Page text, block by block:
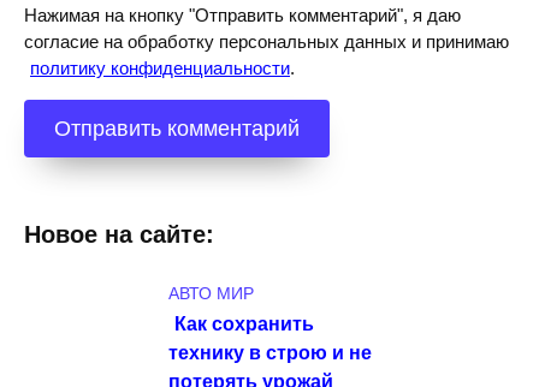
Нажимая на кнопку "Отправить комментарий", я даю
согласие на обработку персональных данных и принимаю
политику конфиденциальности.
Новое на сайте:
АВТО МИР
Как сохранить
технику в строю и не
потерять урожай